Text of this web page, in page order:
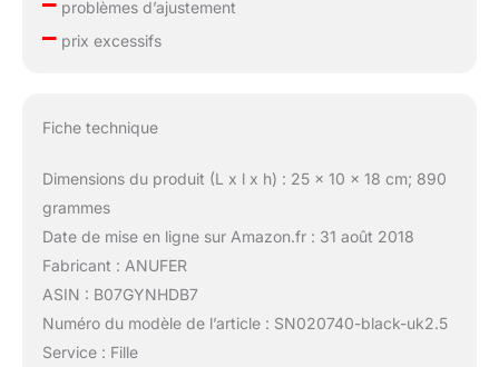
problèmes d’ajustement
–prix excessifs
Fiche technique
Dimensions du produit (L x l x h) : 25 x 10 x 18 cm; 890
grammes
Date de mise en ligne sur Amazon.fr : 31 août 2018
Fabricant : ANUFER
ASIN : B07GYNHDB7
Numéro du modèle de l’article : SN020740-black-uk2.5
Service : Fille